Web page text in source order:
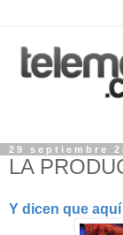
29 septiembre
LA
Y dicen que